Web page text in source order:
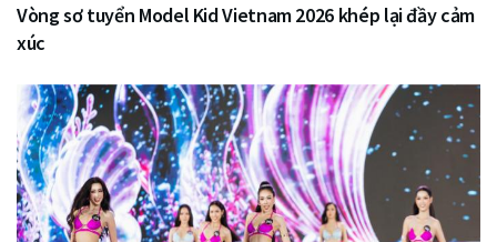
Vòng sơ tuyển Model Kid Vietnam 2026 khép lại đầy cảm
xúc